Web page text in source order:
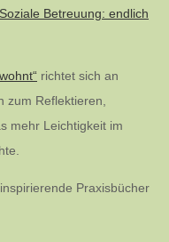
„Soziale Betreuung: endlich
richtet sich an
zum Reflektieren,
mehr Leichtigkeit im
Praxisbücher